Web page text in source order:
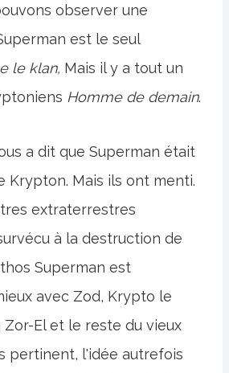
observer une
est le seul
le klan, Mais il y a tout un
Homme de demain.
a dit que Superman était
Krypton. Mais ils ont menti.
extraterrestres
à la destruction de
Superman est
avec Zod, Krypto le
Zor-El et le reste du vieux
pertinent, l'idée autrefois